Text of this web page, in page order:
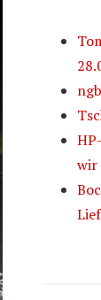
wir